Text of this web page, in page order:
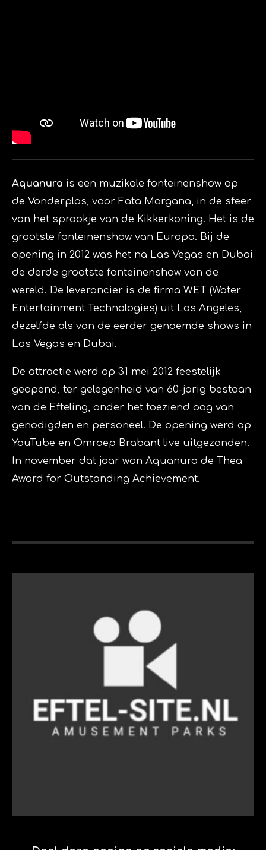
Aquanura is een muzikale fonteinenshow op
de Vonderplas, voor Fata Morgana, in de sfeer
van het sprookje van de Kikkerkoning. Het is de
grootste fonteinenshow van Europa. Bij de
opening in 2012 was het na Las Vegas en Dubai
de derde grootste fonteinenshow van de
wereld. De leverancier is de firma WET (Water
Entertainment Technologies) uit Los Angeles,
dezelfde als van de eerder genoemde shows in
Las Vegas en Dubai.
De attractie werd op 31 mei 2012 feestelijk
geopend, ter gelegenheid van 60-jarig bestaan
van de Efteling, onder het toeziend oog van
genodigden en personeel. De opening werd op
YouTube en Omroep Brabant live uitgezonden.
In november dat jaar won Aquanura de Thea
Award for Outstanding Achievement.